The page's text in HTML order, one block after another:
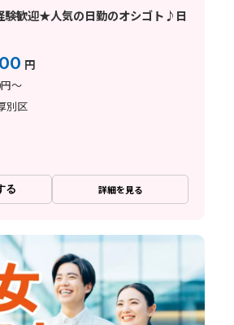
験歓迎★人気の日勤のオシゴト♪日
円
～
別区
る 詳細を見る